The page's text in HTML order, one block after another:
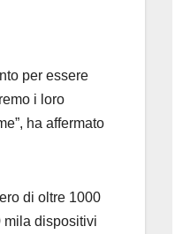
per essere
i loro
ha affermato
di oltre 1000
mila dispositivi